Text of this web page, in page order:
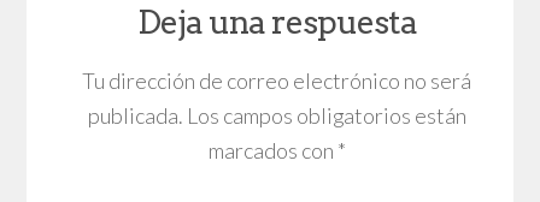
Deja una respuesta
Tu dirección de correo electrónico no será
publicada. Los campos obligatorios están
marcados con *